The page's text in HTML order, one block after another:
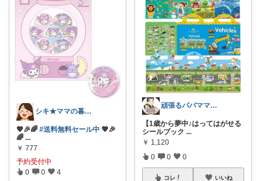
シキ★ママの暮らし、キッズ
💖🎉🌈 #送料無料セール中 💖🎉
🌈 ...
￥ 777
予約受付中
0 0 4
頑張るパパママ応援隊@育児・子供用品紹介
【1歳から夢中♪はってはがせる
シールブック ...
￥ 1,120
0 0 0
コレ いいね